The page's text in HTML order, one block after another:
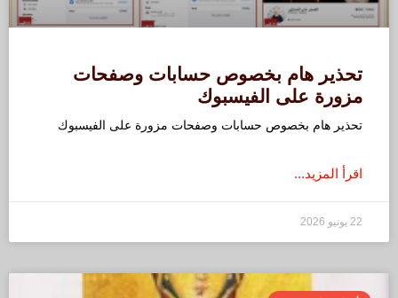
تحذير هام بخصوص حسابات وصفحات
مزورة على الفيسبوك
تحذير هام بخصوص حسابات وصفحات مزورة على الفيسبوك
اقرأ المزيد...
22 يونيو 2026